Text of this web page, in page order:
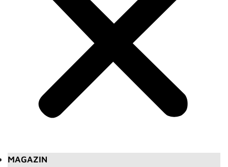
MAGAZIN